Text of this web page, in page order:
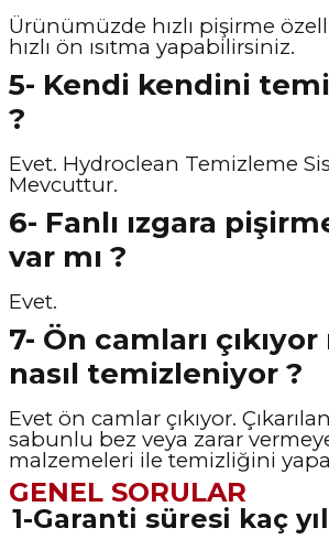
Ürünümüzde hızlı pişirme
hızlı ön ısıtma yapabilirsiniz.
5- Kendi kendini
?
Evet. Hydroclean Temizleme
Mevcuttur.
6- Fanlı ızgara
var mı ?
Evet.
7- Ön camları
nasıl temizleniyor ?
Evet ön camlar çıkıyor.
sabunlu bez veya zarar
malzemeleri ile temizliğini
GENEL SORULAR
1-Garanti süresi kaç